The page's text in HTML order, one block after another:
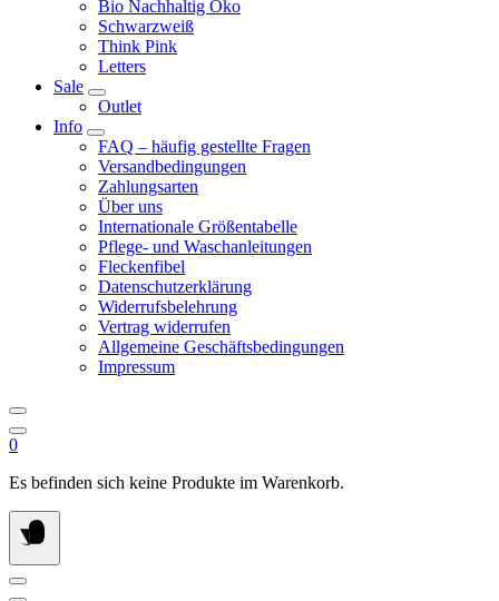
Bio Nachhaltig Öko
Schwarzweiß
Think Pink
Letters
Sale
Outlet
Info
FAQ – häufig gestellte Fragen
Versandbedingungen
Zahlungsarten
Über uns
Internationale Größentabelle
Pflege- und Waschanleitungen
Fleckenfibel
Datenschutzerklärung
Widerrufsbelehrung
Vertrag widerrufen
Allgemeine Geschäftsbedingungen
Impressum
0
Es befinden sich keine Produkte im Warenkorb.